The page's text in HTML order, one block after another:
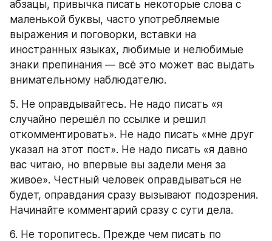
абзацы, привычка писать некоторые слова с
маленькой буквы, часто употребляемые
выражения и поговорки, вставки на
иностранных языках, любимые и нелюбимые
знаки препинания — всё это может вас выдать
внимательному наблюдателю.
5. Не оправдывайтесь. Не надо писать «я
случайно перешёл по ссылке и решил
откомментировать». Не надо писать «мне друг
указал на этот пост». Не надо писать «я давно
вас читаю, но впервые вы задели меня за
живое». Честный человек оправдываться не
будет, оправдания сразу вызывают подозрения.
Начинайте комментарий сразу с сути дела.
6. Не торопитесь. Прежде чем писать по